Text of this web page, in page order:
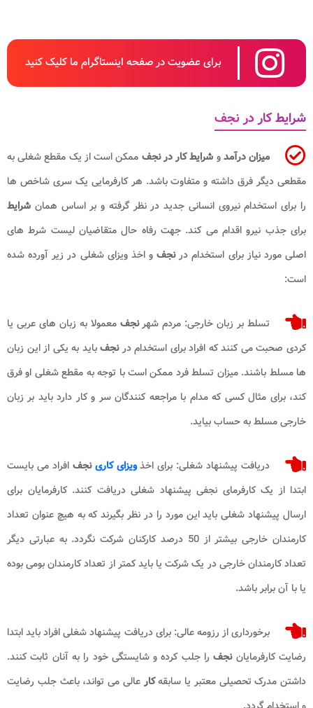
برای عضویت در صفحه اینستاگرام ما کلیک کنید
شرایط کار در نجف
میزان درآمدو شرایط کار در نجف ممکن است از یک مقطع شغلی به
مقطعی دیگر فرق داشته و متفاوت باشد. هر کارفرمایی یک سری شاخص ها
را برای استخدام نیروی انسانی جدید در نظر گرفته و بر اساس همان شرایط
برای جذب نیرو اقدام می کند. جهت رفاه حال متقاضیان لیست شرط های
اصلی مورد نیاز برای استخدام درنجف و اخذ ویزای شغلی در زیر آورده شده
است:
تسلط بر زبان خارجی: مردم شهرنجفمعمولا به زبان های عربی یا
کردی صحبت می کنند که افراد برای استخدام درنجفباید به یکی از این زبان
ها مسلط باشند. میزان تسلط فرد ممکن است با توجه به مقطع شغلی او فرق
کند، برای مثال کسی که مدام با مراجعه کنندگان سر و کار دارد باید بر زبان
خارجی مسلط به حساب بیاید.
دریافت پیشنهاد شغلی: برای اخذویزای کاری نجفافراد می بایست
ابتدا از یک کارفرمای نجفی پیشنهاد شغلی دریافت کنند. کارفرمایان برای
ارسال پیشنهاد شغلی باید این مورد را در نظر بگیرند که به هیچ عنوان تعداد
کارمندان خارجی بیشتر از 50 درصد کارکنان شرکت نگردد. به عبارتی دیگر
تعداد کارمندان خارجی در یک شرکت یا باید کمتر از تعداد کارمندان بومی بوده
یا با آن برابر باشد.
برخورداری از رزومه عالی: برای دریافت پیشنهاد شغلی افراد باید ابتدا
رضایت کارفرمایاننجف را جلب کرده و شایستگی خود را به آنان ثابت کنند.
داشتن مدرک تحصیلی معتبر یا سابقهکارعالی می تواند، باعث جلب رضایت